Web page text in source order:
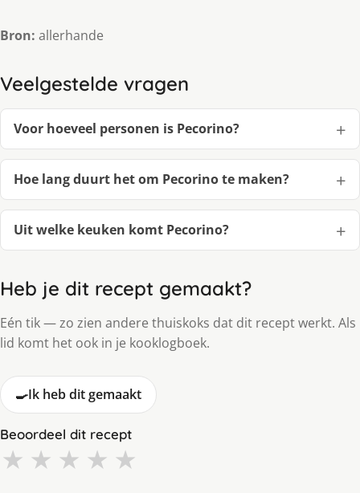
Bron: allerhande
Veelgestelde vragen
Voor hoeveel personen is Pecorino?
Hoe lang duurt het om Pecorino te maken?
Uit welke keuken komt Pecorino?
Heb je dit recept gemaakt?
Eén tik — zo zien andere thuiskoks dat dit recept werkt. Als
lid komt het ook in je kooklogboek.
🍳Ik heb dit gemaakt
Beoordeel dit recept
★ ★ ★ ★ ★